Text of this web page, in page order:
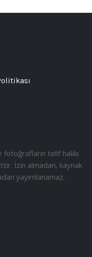
fotoğrafların telif hakkı
İzin almadan, kaynak
yayımlanamaz.